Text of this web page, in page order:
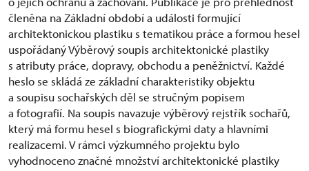
členěna na Základní období a události formující
architektonickou plastiku s tematikou práce a formou hesel
uspořádaný Výběrový soupis architektonické plastiky
s atributy práce, dopravy, obchodu a peněžnictví. Každé
heslo se skládá ze základní charakteristiky objektu
a soupisu sochařských děl se stručným popisem
a fotografií. Na soupis navazuje výběrový rejstřík sochařů,
který má formu hesel s biografickými daty a hlavními
realizacemi. V rámci výzkumného projektu bylo
vyhodnoceno značné množství architektonické plastiky